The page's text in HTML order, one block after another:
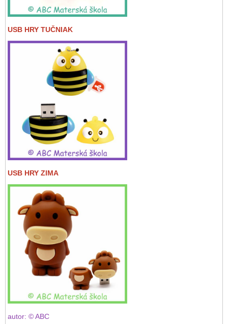
USB HRY TUČNIAK
USB HRY ZIMA
autor: © ABC